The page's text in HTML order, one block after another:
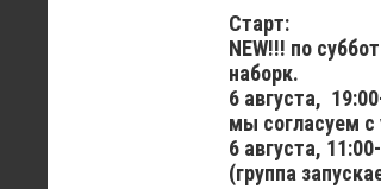
Старт:
NEW!!! по
наборк.
6 августа,
мы согласуем с
6 августа,
(группа